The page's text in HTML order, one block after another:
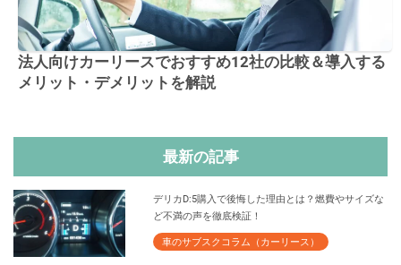
法人向けカーリースでおすすめ12社の比較＆導入する
メリット・デメリットを解説
最新の記事
デリカD:5購入で後悔した理由とは？燃費やサイズな
ど不満の声を徹底検証！
車のサブスクコラム（カーリース）